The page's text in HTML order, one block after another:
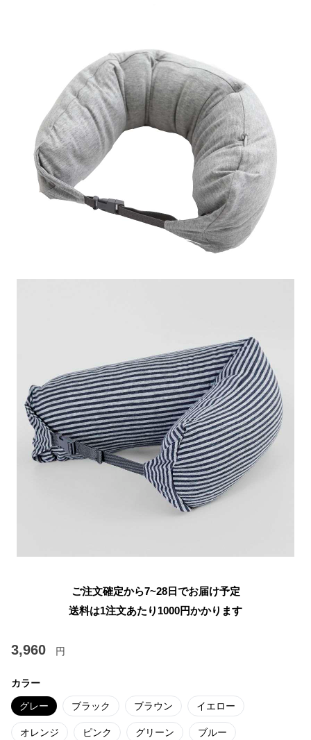
ご注文確定から7~28日でお届け予定
送料は1注文あたり 1000円かかります
3,960 円
カラー
グレー ブラック ブラウン イエロー
オレンジ ピンク グリーン ブルー